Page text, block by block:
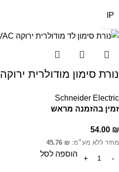
IP
נורת סימון מודולרית ירוקה 230VAC
Schneider Electric
זמין בהזמנה מראש
54.00 ₪
מחיר ללא מע״מ: 45.76 ₪
הוספה לסל